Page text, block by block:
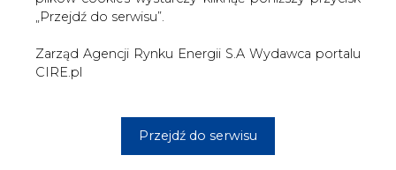
„Przejdź do serwisu”.
Zarząd Agencji Rynku Energii S.A Wydawca portalu
CIRE.pl
Przejdź do serwisu
sięgały 350 euro za MWh.
#Gazownictwo
szkoleń treningowych LLM.